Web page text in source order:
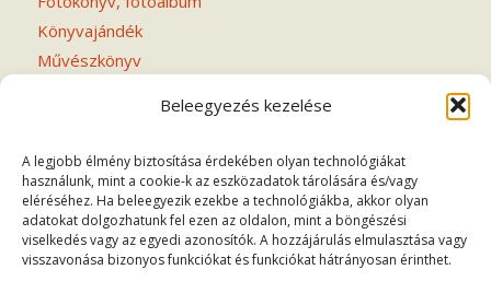
Beleegyezés kezelése
A legjobb élmény biztosítása érdekében olyan technológiákat
használunk, mint a cookie-k az eszközadatok tárolására és/vagy
eléréséhez. Ha beleegyezik ezekbe a technológiákba, akkor olyan
adatokat dolgozhatunk fel ezen az oldalon, mint a böngészési
viselkedés vagy az egyedi azonosítók. A hozzájárulás elmulasztása vagy
visszavonása bizonyos funkciókat és funkciókat hátrányosan érinthet.
Könyvajándék
Művészkönyv
FONTOS INFORMÁCIÓK